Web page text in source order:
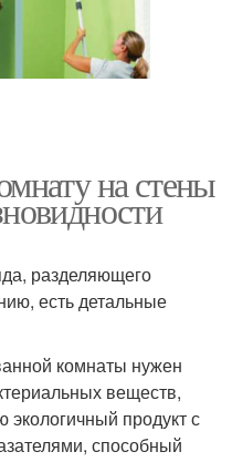
на стены
разделяющего
есть детальные
комнаты нужен
веществ,
экологичный продукт с
способный